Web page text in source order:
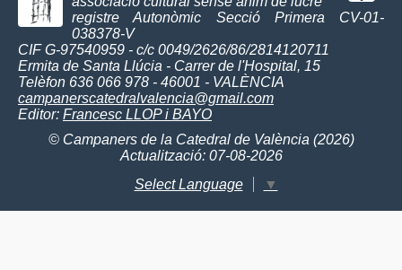
registre Autonòmic Secció Primera CV-01-
038378-V
CIF G-97540959 - c/c 0049/2626/86/2814120711
Ermita de Santa Llúcia - Carrer de l'Hospital, 15
Telèfon 636 066 978 - 46001 - VALÈNCIA
campanerscatedralvalencia@gmail.com
Editor: Francesc LLOP i BAYO
© Campaners de la Catedral de València (2026)
Actualització: 07-08-2026
Select Language
▼